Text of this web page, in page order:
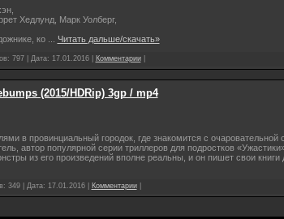
Хедлунд, Марк Уолберг,
ко
Читать дальше/скачать»
797 | Дата: 17.01.2016| Комментарии|
(2015/HDRip) 3gp / mp4
в провинциальный городок, где знакомится с
автор популярной серии триллеров для подростков
из его произведений вполне реальны, и он пишет свои книги
349 | Дата: 17.01.2016| Комментарии|